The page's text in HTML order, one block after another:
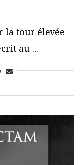
la tour élevée
au …